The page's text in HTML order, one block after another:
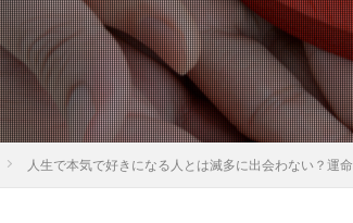
人生で本気で好きになる人とは滅多に出会わない？運